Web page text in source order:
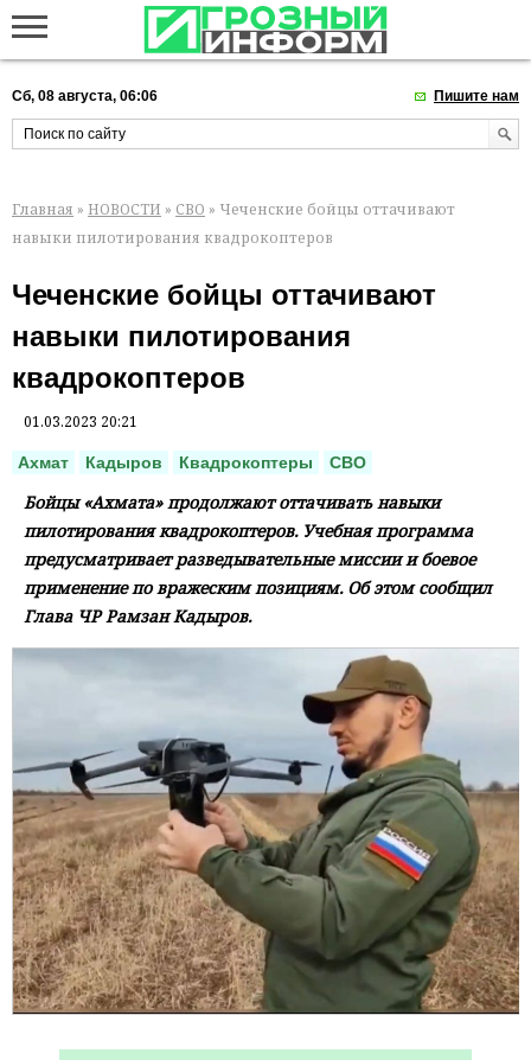
Сб, 08 августа, 06:06 Пишите нам
Главная » НОВОСТИ » СВО » Чеченские бойцы оттачивают
навыки пилотирования квадрокоптеров
Чеченские бойцы оттачивают
навыки пилотирования
квадрокоптеров
01.03.2023 20:21
Ахмат Кадыров Квадрокоптеры СВО
Бойцы «Ахмата» продолжают оттачивать навыки
пилотирования квадрокоптеров. Учебная программа
предусматривает разведывательные миссии и боевое
применение по вражеским позициям. Об этом сообщил
Глава ЧР Рамзан Кадыров.